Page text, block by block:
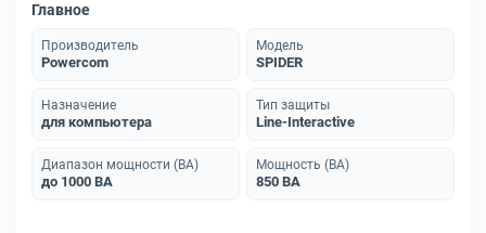
Главное
Производитель
Powercom
Модель
SPIDER
Назначение
для компьютера
Тип защиты
Line-Interactive
Диапазон мощности (ВА)
до 1000 ВА
Мощность (ВА)
850 ВА